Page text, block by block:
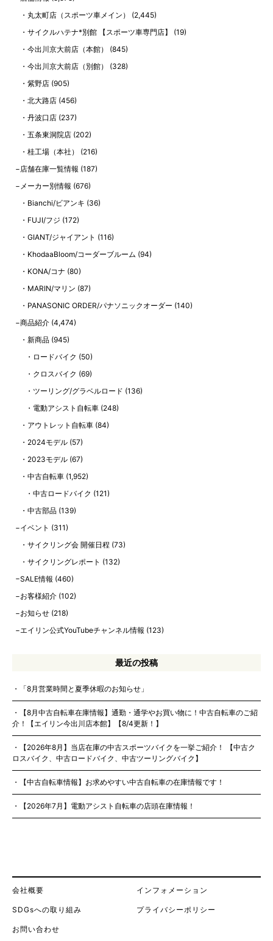
丸太町店（スポーツ車メイン）
(2,445)
サイクルハテナ*別館 【スポーツ車専門店】
(19)
今出川京大前店（本館）
(845)
今出川京大前店（別館）
(328)
紫野店 (905)
北大路店 (456)
丹波口店 (237)
五条東洞院店 (202)
桂工場（本社）
(216)
店舗在庫一覧情報 (187)
メーカー別情報 (676)
Bianchi/ビアンキ (36)
FUJI/フジ (172)
GIANT/ジャイアント (116)
KhodaaBloom/コーダーブルーム (94)
KONA/コナ (80)
MARIN/マリン (87)
PANASONIC ORDER/パナソニックオーダー (140)
商品紹介 (4,474)
新商品 (945)
ロードバイク (50)
クロスバイク (69)
ツーリング/グラベルロード (136)
電動アシスト自転車(248)
アウトレット自転車 (84)
2024モデル (57)
2023モデル (67)
中古自転車 (1,952)
中古ロードバイク (121)
中古部品 (139)
イベント (311)
サイクリング会 開催日程 (73)
サイクリングレポート (132)
SALE情報 (460)
お客様紹介 (102)
お知らせ (218)
エイリン公式YouTubeチャンネル情報 (123)
最近の投稿
「8月営業時間と夏季休暇のお知らせ」
【8月中古自転車在庫情報】通勤・通学やお買い物に！中古自転車のご紹
介！【エイリン今出川店本館】【8/4更新！】
【2026年8月】当店在庫の中古スポーツバイクを一挙ご紹介！ 【中古ク
ロスバイク、中古ロードバイク、中古ツーリングバイク】
【中古自転車情報】お求めやすい中古自転車の在庫情報です！
【2026年7月】電動アシスト自転車の店頭在庫情報！
会社概要 インフォメーション
SDGsへの取り組み プライバシーポリシー
お問い合わせ